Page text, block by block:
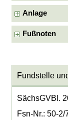
Anlage
Fußnoten
Fundstelle
SächsGVBl.
Fsn-Nr.: 50-2/